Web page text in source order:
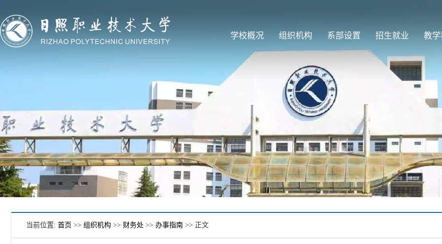
学校概况 组织机构 系部设置 招生就业 教
当前位置: 首页 >> 组织机构 >> 财务处 >> 办事指南 >> 正文